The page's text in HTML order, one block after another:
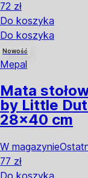
72 zł
Do koszyka
Do koszyka
Nowość
Mepal
Mata
by Little
28x40 cm
W magazynie
77 zł
Do koszyka